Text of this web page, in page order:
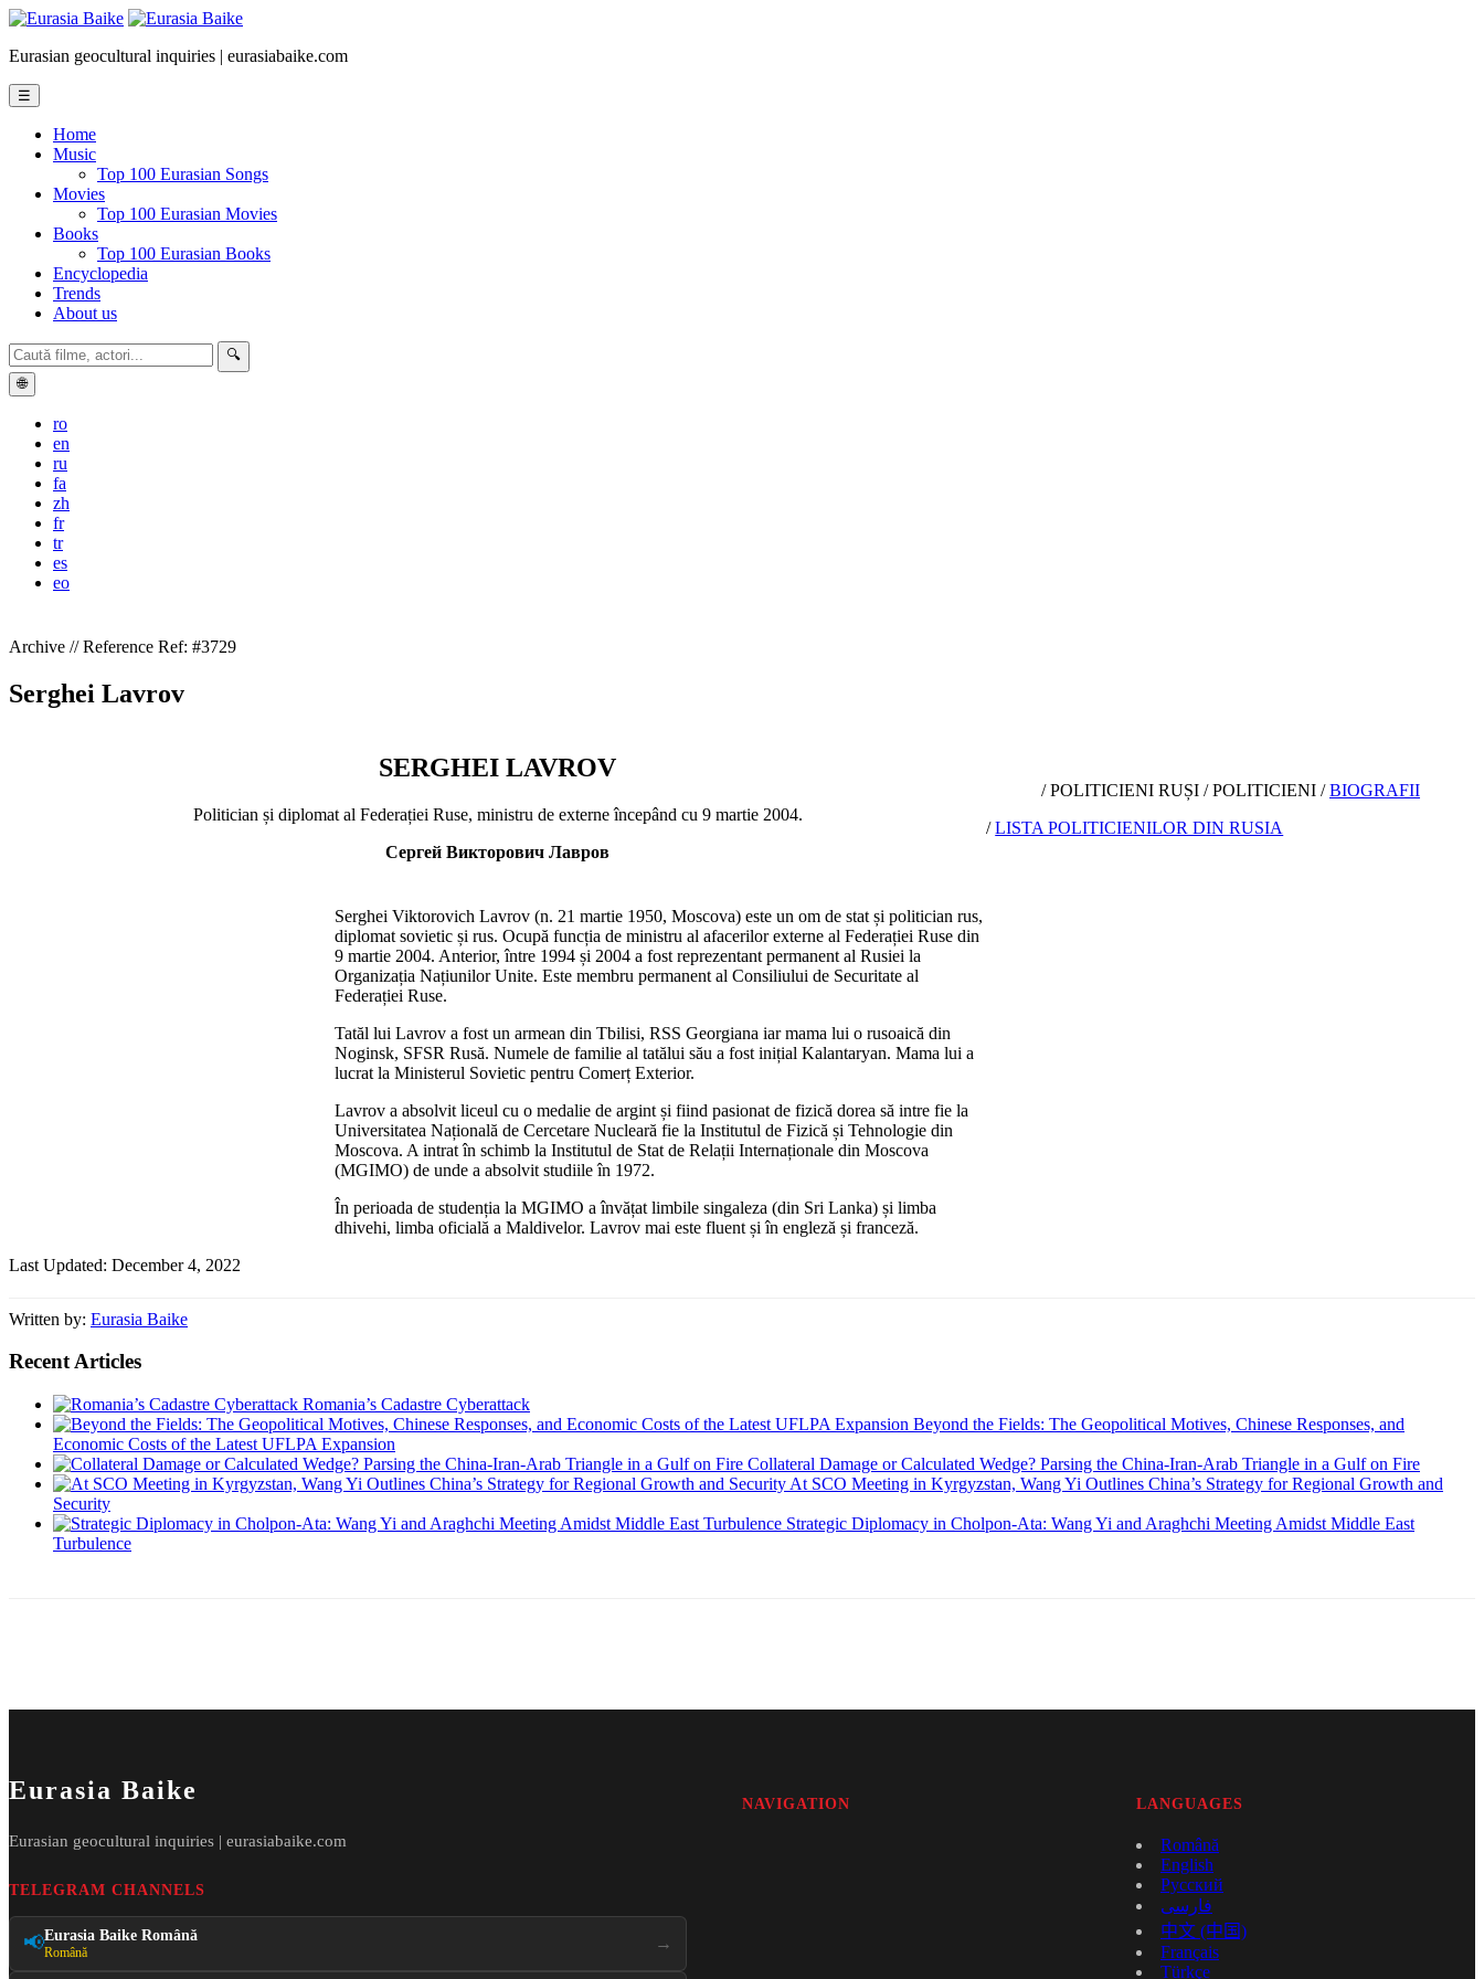
Eurasian geocultural inquiries | eurasiabaike.com
☰
Home
Music
Top 100 Eurasian Songs
Movies
Top 100 Eurasian Movies
Books
Top 100 Eurasian Books
Encyclopedia
Trends
About us
🔍
🌐
ro
en
ru
fa
zh
fr
tr
es
eo
Archive // Reference Ref: #3729
Serghei Lavrov
SERGHEI LAVROV
Politician și diplomat al Federației Ruse, ministru de externe începând cu 9 martie 2004.
Сергей Викторович Лавров
/ POLITICIENI RUȘI / POLITICIENI /BIOGRAFII
/LISTA POLITICIENILOR DIN RUSIA
Serghei Viktorovich Lavrov (n. 21 martie 1950, Moscova) este un om de stat și politician rus,
diplomat sovietic și rus. Ocupă funcția de ministru al afacerilor externe al Federației Ruse din
9 martie 2004. Anterior, între 1994 și 2004 a fost reprezentant permanent al Rusiei la
Organizația Națiunilor Unite. Este membru permanent al Consiliului de Securitate al
Federației Ruse.
Tatăl lui Lavrov a fost un armean din Tbilisi, RSS Georgiana iar mama lui o rusoaică din
Noginsk, SFSR Rusă. Numele de familie al tatălui său a fost inițial Kalantaryan. Mama lui a
lucrat la Ministerul Sovietic pentru Comerț Exterior.
Lavrov a absolvit liceul cu o medalie de argint și fiind pasionat de fizică dorea să intre fie la
Universitatea Națională de Cercetare Nucleară fie la Institutul de Fizică și Tehnologie din
Moscova. A intrat în schimb la Institutul de Stat de Relații Internaționale din Moscova
(MGIMO) de unde a absolvit studiile în 1972.
În perioada de studenția la MGIMO a învățat limbile singaleza (din Sri Lanka) și limba
dhivehi, limba oficială a Maldivelor. Lavrov mai este fluent și în engleză și franceză.
Last Updated: December 4, 2022
Written by: Eurasia Baike
Recent Articles
Romania’s Cadastre Cyberattack
Beyond the Fields: The Geopolitical Motives, Chinese Responses, and
Economic Costs of the Latest UFLPA Expansion
Collateral Damage or Calculated Wedge? Parsing the China-Iran-Arab Triangle in a Gulf on Fire
At SCO Meeting in Kyrgyzstan, Wang Yi Outlines China’s Strategy for Regional Growth and
Security
Strategic Diplomacy in Cholpon-Ata: Wang Yi and Araghchi Meeting Amidst Middle East
Turbulence
Eurasia Baike
Eurasian geocultural inquiries | eurasiabaike.com
TELEGRAM CHANNELS
📢Eurasia Baike Română
Română →
NAVIGATION LANGUAGES
Română
English
Русский
فارسی
中文 (中国)
Français
Türkçe